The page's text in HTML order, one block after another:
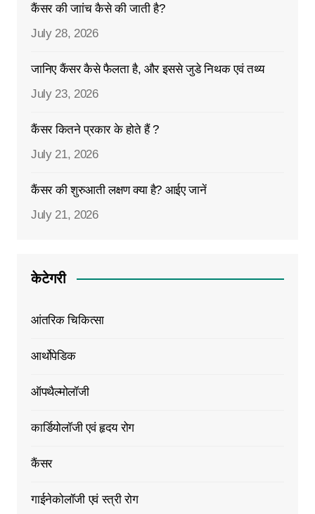
कैंसर की जाांच कैसे की जाती है?
July 28, 2026
जानिए कैंसर कैसे फैलता है, और इससे जुडे निथक एवं तथ्य
July 23, 2026
कैंसर कितने प्रकार के होते हैं ?
July 21, 2026
कैंसर की शुरुआती लक्षण क्या है? आईए जानें
July 21, 2026
केटेगरी
आंतरिक चिकित्सा
आर्थोपेडिक
ऑपथैल्मोलॉजी
कार्डियोलॉजी एवं हृदय रोग
कैंसर
गाईनेकोलॉजी एवं स्त्री रोग